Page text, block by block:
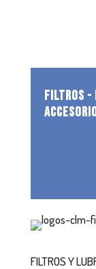
FILTROS -
FILTROS Y